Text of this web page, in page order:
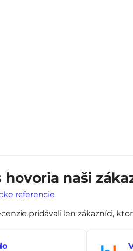
hovoria naši
referencie
pridávali len zákazníci,